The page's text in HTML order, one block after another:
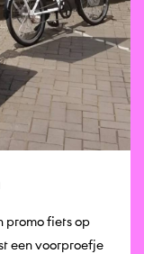
promo fiets op
een voorproefje